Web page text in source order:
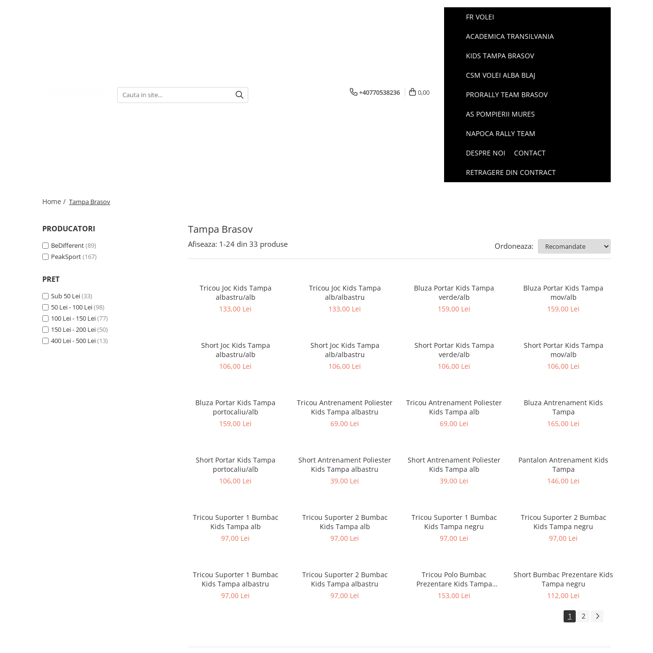
+40770538236 0,00
FR VOLEI
ACADEMICA TRANSILVANIA
KIDS TAMPA BRASOV
CSM VOLEI ALBA BLAJ
PRORALLY TEAM BRASOV
AS POMPIERII MURES
NAPOCA RALLY TEAM
DESPRE NOI CONTACT
RETRAGERE DIN CONTRACT
Home / Tampa Brasov
Tampa Brasov
PRODUCATORI
BeDifferent(89)
PeakSport(167)
PRET
Sub 50 Lei(33)
50 Lei - 100 Lei(98)
100 Lei - 150 Lei(77)
150 Lei - 200 Lei(50)
400 Lei - 500 Lei(13)
Afiseaza: 1-24 din 33 produse Ordoneaza:
Tricou Joc Kids Tampa
albastru/alb
133,00 Lei
Tricou Joc Kids Tampa
alb/albastru
133,00 Lei
Bluza Portar Kids Tampa
verde/alb
159,00 Lei
Bluza Portar Kids Tampa
mov/alb
159,00 Lei
Short Joc Kids Tampa
albastru/alb
106,00 Lei
Short Joc Kids Tampa
alb/albastru
106,00 Lei
Short Portar Kids Tampa
verde/alb
106,00 Lei
Short Portar Kids Tampa
mov/alb
106,00 Lei
Bluza Portar Kids Tampa
portocaliu/alb
159,00 Lei
Tricou Antrenament Poliester
Kids Tampa albastru
69,00 Lei
Tricou Antrenament Poliester
Kids Tampa alb
69,00 Lei
Bluza Antrenament Kids
Tampa
165,00 Lei
Short Portar Kids Tampa
portocaliu/alb
106,00 Lei
Short Antrenament Poliester
Kids Tampa albastru
39,00 Lei
Short Antrenament Poliester
Kids Tampa alb
39,00 Lei
Pantalon Antrenament Kids
Tampa
146,00 Lei
Tricou Suporter 1 Bumbac
Kids Tampa alb
97,00 Lei
Tricou Suporter 2 Bumbac
Kids Tampa alb
97,00 Lei
Tricou Suporter 1 Bumbac
Kids Tampa negru
97,00 Lei
Tricou Suporter 2 Bumbac
Kids Tampa negru
97,00 Lei
Tricou Suporter 1 Bumbac
Kids Tampa albastru
97,00 Lei
Tricou Suporter 2 Bumbac
Kids Tampa albastru
97,00 Lei
Tricou Polo Bumbac
Prezentare Kids Tampa
albastru
153,00 Lei
Short Bumbac Prezentare Kids
Tampa negru
112,00 Lei
1 2